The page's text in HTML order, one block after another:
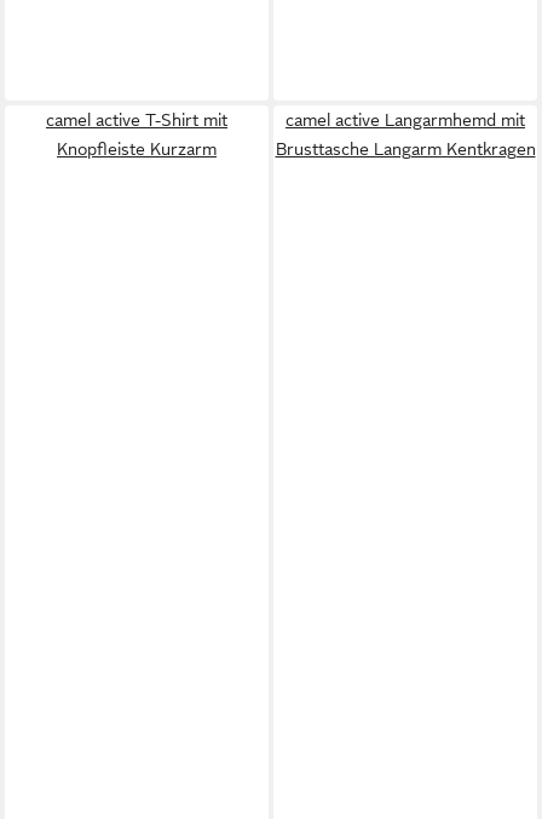
camel active T-Shirt mit
Knopfleiste Kurzarm
camel active Langarmhemd mit
Brusttasche Langarm Kentkragen